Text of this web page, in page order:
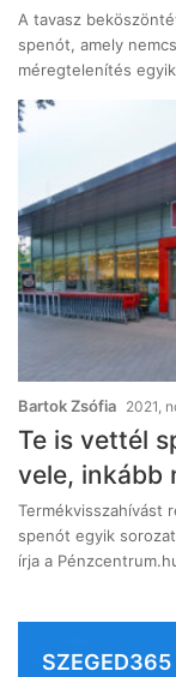
A tavasz
spenót, amely
méregtelenítés
Bartok Zsófia 2021,
Te is vettél
vele, inkább
Termékvisszahívást
spenót egyik
írja a